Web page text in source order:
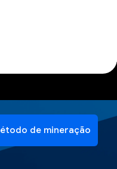
de mineração